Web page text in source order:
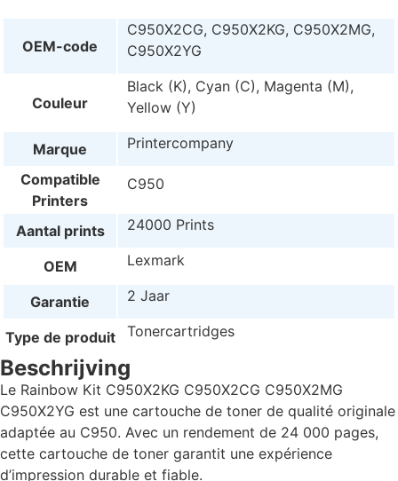
OEM-code
C950X2CG, C950X2KG, C950X2MG,
C950X2YG
Couleur
Black (K), Cyan (C), Magenta (M),
Yellow (Y)
Marque Printercompany
Compatible
Printers
C950
Aantal prints 24000 Prints
OEM Lexmark
Garantie 2 Jaar
Type de produit Tonercartridges
Beschrijving
Le Rainbow Kit C950X2KG C950X2CG C950X2MG
C950X2YG est une cartouche de toner de qualité originale
adaptée au C950. Avec un rendement de 24 000 pages,
cette cartouche de toner garantit une expérience
d’impression durable et fiable.